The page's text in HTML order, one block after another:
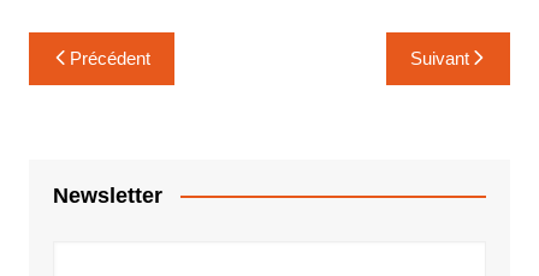
Navigation
de
Précédent Suivant
Newsletter